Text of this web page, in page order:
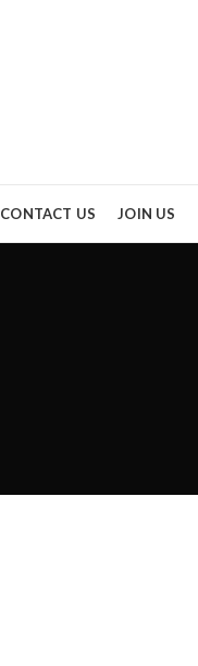
CONTACT US JOIN US